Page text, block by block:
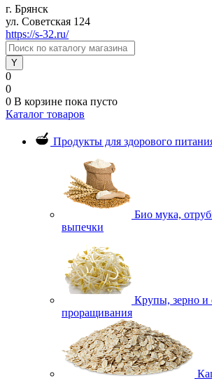
г. Брянск
ул. Советская 124
https://s-32.ru/
0
0
0 В корзине пока пусто
Каталог товаров
Продукты для здорового
Био мука,
выпечки
Крупы, зерно и
проращивания